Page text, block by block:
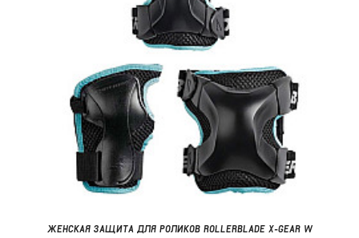
ЖЕНСКАЯ ЗАЩИТА ДЛЯ РОЛИКОВ ROLLERBLADE X-GEAR W